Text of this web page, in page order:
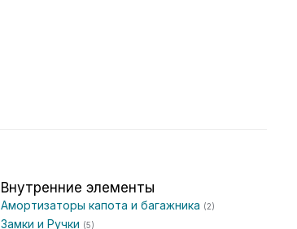
Внутренние элементы
Амортизаторы капота и багажника (2)
Замки и Ручки (5)